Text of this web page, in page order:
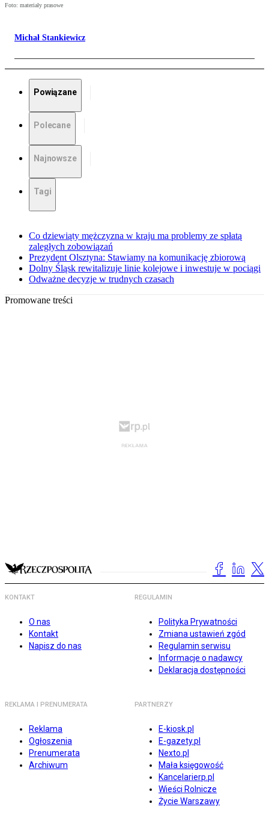
Foto: materiały prasowe
Michał Stankiewicz
Powiązane
Polecane
Najnowsze
Tagi
Co dziewiąty mężczyzna w kraju ma problemy ze spłatą
zaległych zobowiązań
Prezydent Olsztyna: Stawiamy na komunikację zbiorową
Dolny Śląsk rewitalizuje linie kolejowe i inwestuje w pociągi
Odważne decyzje w trudnych czasach
Promowane treści
KONTAKT
O nas
Kontakt
Napisz do nas
REGULAMIN
Polityka Prywatności
Zmiana ustawień zgód
Regulamin serwisu
Informacje o nadawcy
Deklaracja dostępności
REKLAMA I PRENUMERATA
Reklama
Ogłoszenia
Prenumerata
Archiwum
PARTNERZY
E-kiosk.pl
E-gazety.pl
Nexto.pl
Mała księgowość
Kancelarierp.pl
Wieści Rolnicze
Życie Warszawy